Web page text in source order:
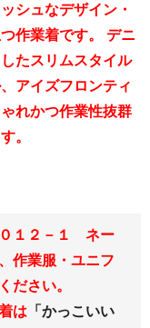
ツ
シュなデザイン・
作業着です。 デニ
たスリムスタイル
アイズフロンティ
れかつ作業性抜群
。
１２－１ ネー
作業服・ユニフ
ださい。
は 「かっこいい